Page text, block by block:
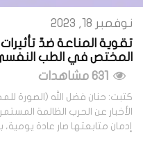
نوفمبر 18, 2023
تقوية المناعة ضدّ
المختص في الطب
الأخبار عن الحرب الظالمة
إدمان متابعتها صار عادة